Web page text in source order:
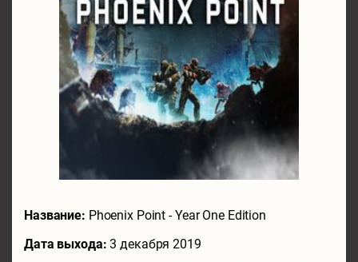
Название: Phoenix Point - Year One Edition
Дата выхода:3 декабря 2019